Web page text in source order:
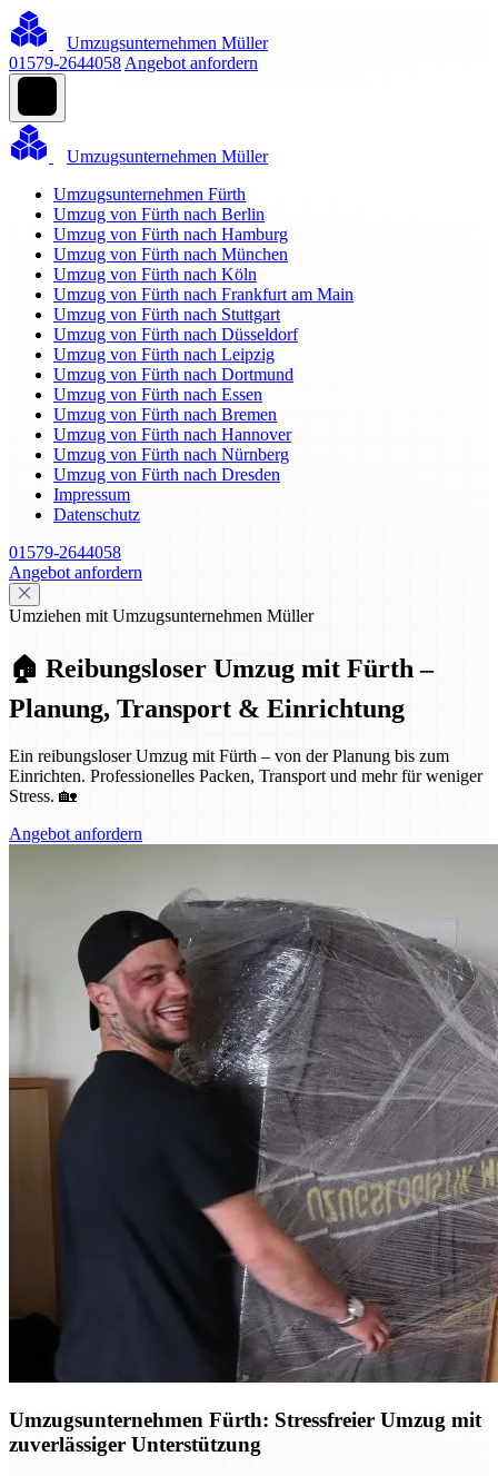
Umzugsunternehmen Müller
01579-2644058 Angebot anfordern
Umzugsunternehmen Müller
Umzugsunternehmen Fürth
Umzug von Fürth nach Berlin
Umzug von Fürth nach Hamburg
Umzug von Fürth nach München
Umzug von Fürth nach Köln
Umzug von Fürth nach Frankfurt am Main
Umzug von Fürth nach Stuttgart
Umzug von Fürth nach Düsseldorf
Umzug von Fürth nach Leipzig
Umzug von Fürth nach Dortmund
Umzug von Fürth nach Essen
Umzug von Fürth nach Bremen
Umzug von Fürth nach Hannover
Umzug von Fürth nach Nürnberg
Umzug von Fürth nach Dresden
Impressum
Datenschutz
01579-2644058
Angebot anfordern
Umziehen mit Umzugsunternehmen Müller
🏠 Reibungsloser Umzug mit Fürth –
Planung, Transport & Einrichtung
Ein reibungsloser Umzug mit Fürth – von der Planung bis zum
Einrichten. Professionelles Packen, Transport und mehr für weniger
Stress. 🏡
Angebot anfordern
Umzugsunternehmen Fürth: Stressfreier Umzug mit
zuverlässiger Unterstützung